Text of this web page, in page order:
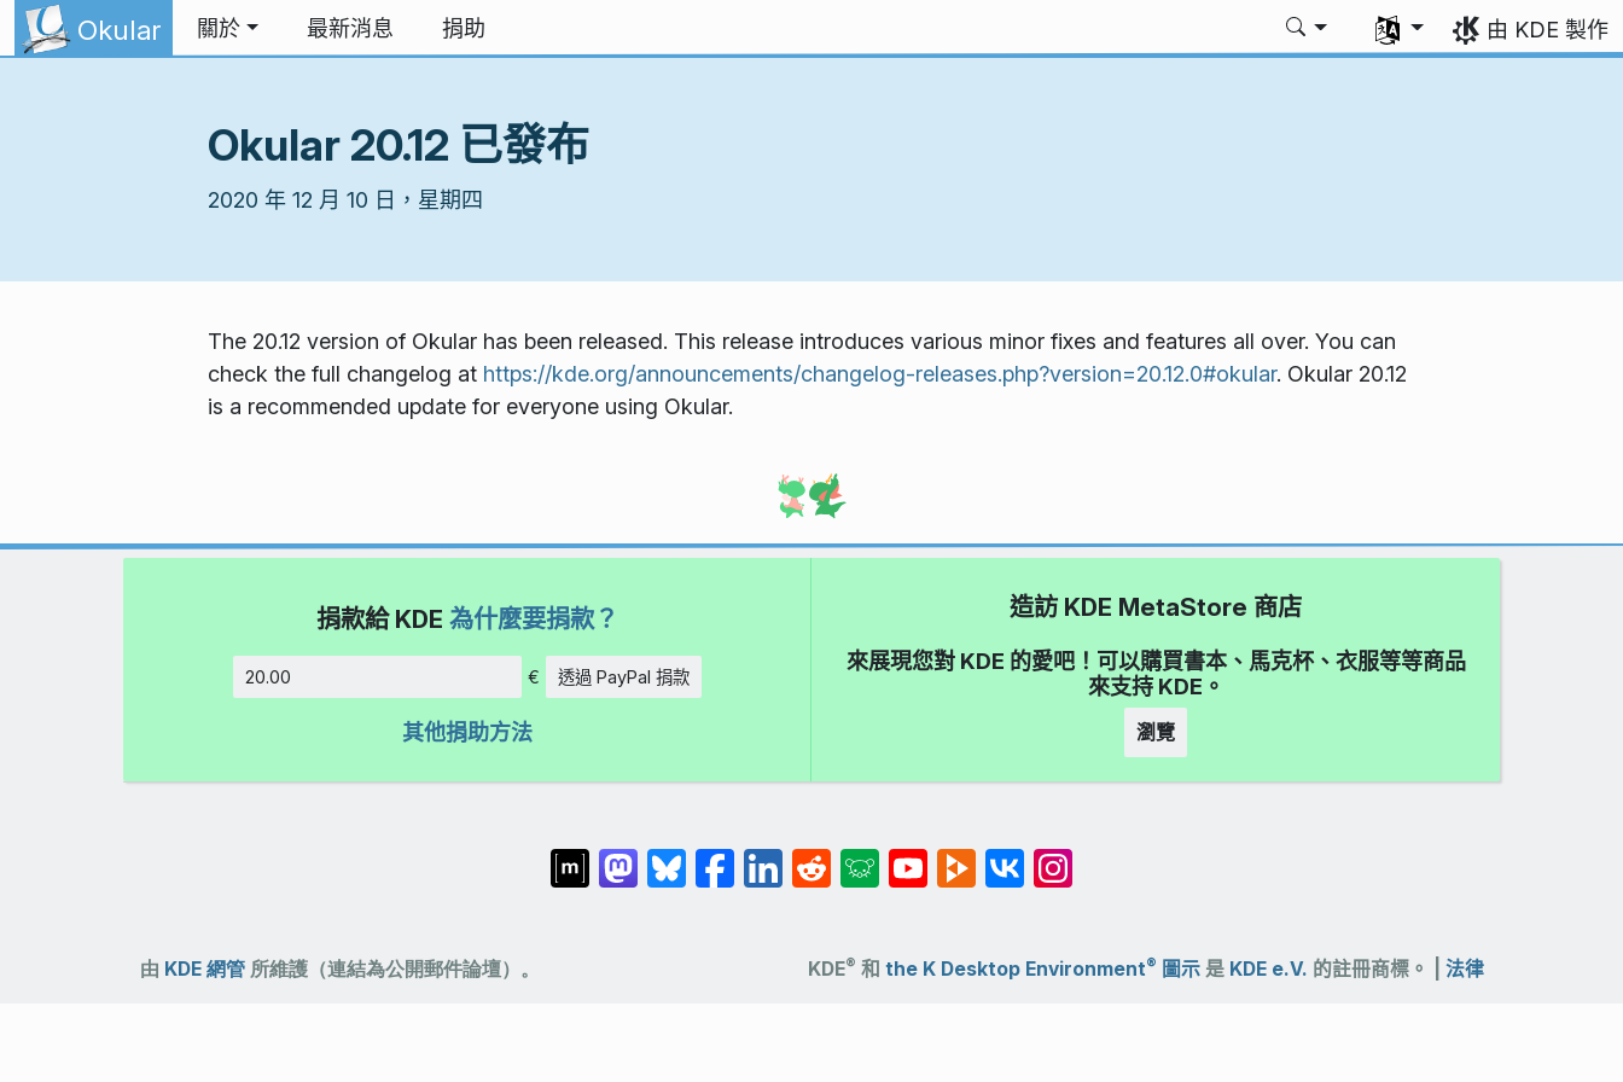
跳到內容Okular 關於 最新消息 捐助
選擇您的語言
由 KDE 製作
Okular 20.12 已發布
2020 年 12 月 10 日，星期四
The 20.12 version of Okular has been released. This release introduces various minor fixes and features all over. You can
check the full changelog at https://kde.org/announcements/changelog-releases.php?version=20.12.0#okular. Okular 20.12
is a recommended update for everyone using Okular.
捐款給 KDE 為什麼要捐款？
€ 透過 PayPal 捐款
其他捐助方法
造訪 KDE MetaStore 商店
來展現您對 KDE 的愛吧！可以購買書本、馬克杯、衣服等等商品
來支持 KDE。
瀏覽
由 KDE 網管所維護（連結為公開郵件論壇）。 KDE® 和 the K Desktop Environment® 圖示是 KDE e.V. 的註冊商標。 | 法律